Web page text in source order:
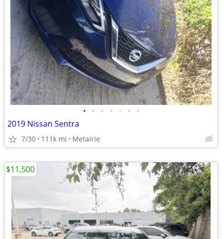
• • • • • • •
2019 Nissan Sentra
7/30 111k mi Metairie
$11,500